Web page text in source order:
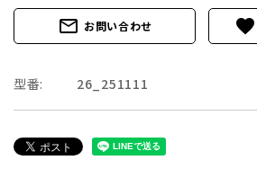
mail_outline お問い合わせ favorite
型番: 26_251111